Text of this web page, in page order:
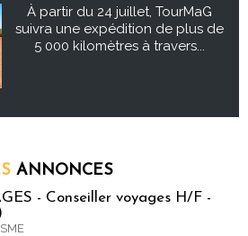
À partir du 24 juillet, TourMaG
suivra une expédition de plus de
5 000 kilomètres à travers...
ANNONCES
- Conseiller voyages H/F -